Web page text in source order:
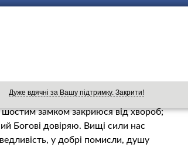
Дуже вдячні за Вашу підтримку. Закрити!
Сім замків на будинок накладу,
нашого.
третій – від сліз пролитих гірких;
шостим замком закриюся від хвороб;
Богові довіряю. Вищі сили нас
у добрі помисли, душу